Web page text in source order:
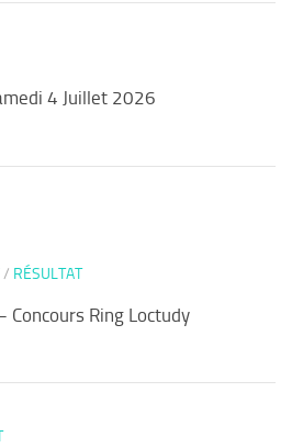
4 Juillet 2026
/ RÉSULTAT
Ring Loctudy